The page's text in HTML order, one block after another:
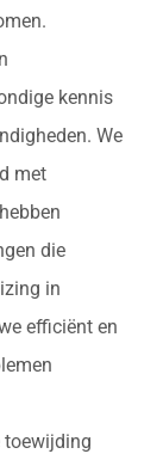
kennis
We
met
die
in
efficiënt en
toewijding